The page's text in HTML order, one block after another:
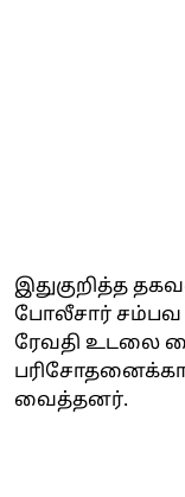
இதுகுறித்த
போலீசார் சம்பவ
ரேவதி உடலை
வைத்தனர்.